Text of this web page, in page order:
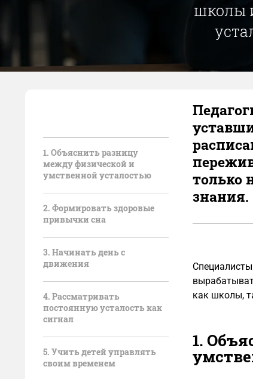
школы
1. Объяснить разницу
между физической и
умственной усталостью
2. Формировать здоровые
привычки сна
3. Начинать день с
движения
4. Рассматривать
постоянную усталость как
сигнал
5. Учить детей управлять
своим временем
только
знания.
как школы,
1.